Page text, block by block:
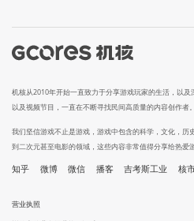
机核从2010年开始一直致力于分享游戏玩家的生活，以
以及视频节目，一直在不断寻找民间高质量的内容创作者。
我们坚信游戏不止是游戏，游戏中包含的科学，文化，
到二次元甚至电影的领域，这些内容非常值得分享给热爱
知乎 微博 微信 播客 吉考斯工业 核
营业执照